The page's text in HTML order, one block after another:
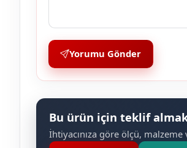
Yorumu Gönder
Bu ürün için teklif
İhtiyacınıza göre ölçü,